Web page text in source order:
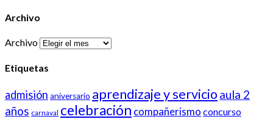
Archivo
Archivo
Etiquetas
admisión aniversario aprendizaje y servicio aula 2
años carnaval celebración compañerismo concurso